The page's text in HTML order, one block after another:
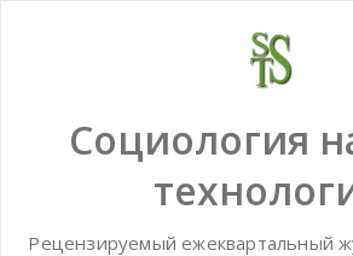
Социология
Рецензируемый ежеквартальный